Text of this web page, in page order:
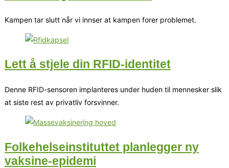
Kampen tar slutt når vi innser at kampen forer problemet.
Lett å stjele din RFID-identitet
Denne RFID-sensoren implanteres under huden til mennesker slik
at siste rest av privatliv forsvinner.
Folkehelseinstituttet planlegger ny
vaksine-epidemi